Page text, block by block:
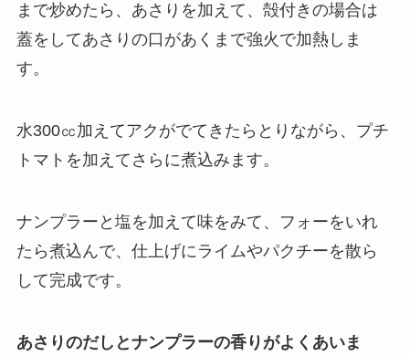
まで炒めたら、あさりを加えて、殻付きの場合は
蓋をしてあさりの口があくまで強火で加熱しま
す。
水300㏄加えてアクがでてきたらとりながら、プチ
トマトを加えてさらに煮込みます。
ナンプラーと塩を加えて味をみて、フォーをいれ
たら煮込んで、仕上げにライムやパクチーを散ら
して完成です。
あさりのだしとナンプラーの香りがよくあいま